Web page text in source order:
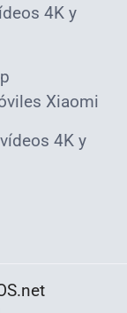
4K y
Xiaomi
4K y